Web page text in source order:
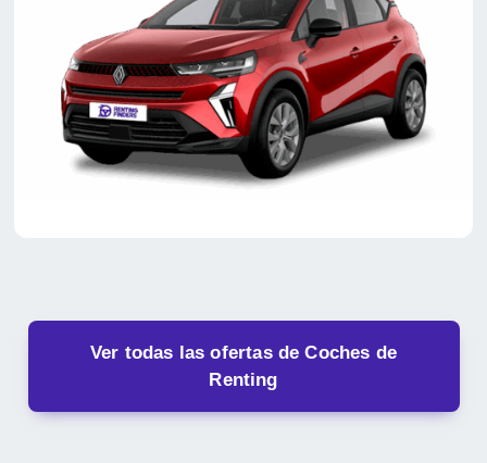
Ver todas las ofertas de Coches de
Renting